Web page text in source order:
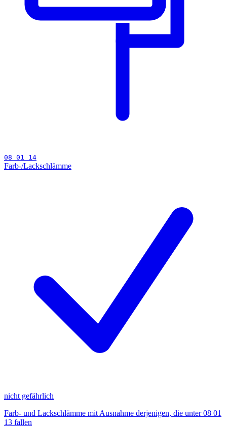
08 01 14
Farb-/Lackschlämme
nicht gefährlich
Farb- und Lackschlämme mit Ausnahme derjenigen, die unter 08 01
13 fallen